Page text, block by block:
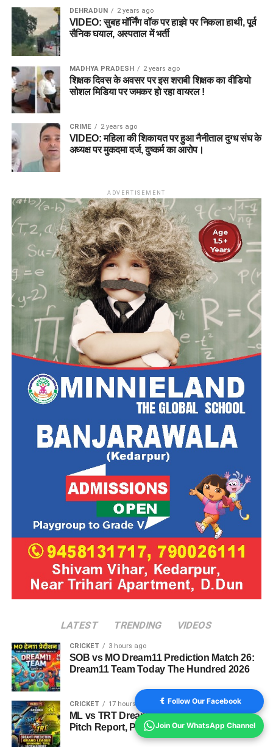
DEHRADUN 2 years ago
VIDEO: सुबह मॉर्निंग वॉक पर हाइवे पर निकला हाथी, पूर्व
सैनिक घयाल, अस्पताल में भर्ती
MADHYA PRADESH 2 years ago
शिक्षक दिवस के अवसर पर इस शराबी शिक्षक का वीडियो
सोशल मिडिया पर जमकर हो रहा वायरल !
CRIME 2 years ago
VIDEO: महिला की शिकायत पर हुआ नैनीताल दुग्ध संघ के
अध्यक्ष पर मुकदमा दर्ज, दुष्कर्म का आरोप।
ADVERTISEMENT
LATEST TRENDING VIDEOS
CRICKET 3 hours ago
SOB vs MO Dream11 Prediction Match 26:
Dream11 Team Today The Hundred 2026
CRICKET 17 hours ago
ML vs TRT Dream11 Prediction Match 25:
Pitch Report, Playing 11 & Fantasy Tips
Follow Our Facebook
Join Our WhatsApp Channel